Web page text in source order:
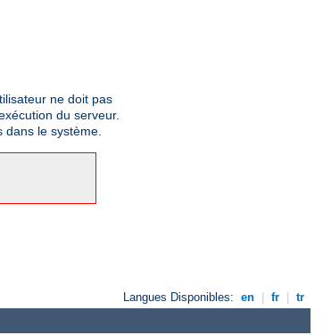
ne doit pas
du serveur.
dans le système.
Langues Disponibles: en fr tr